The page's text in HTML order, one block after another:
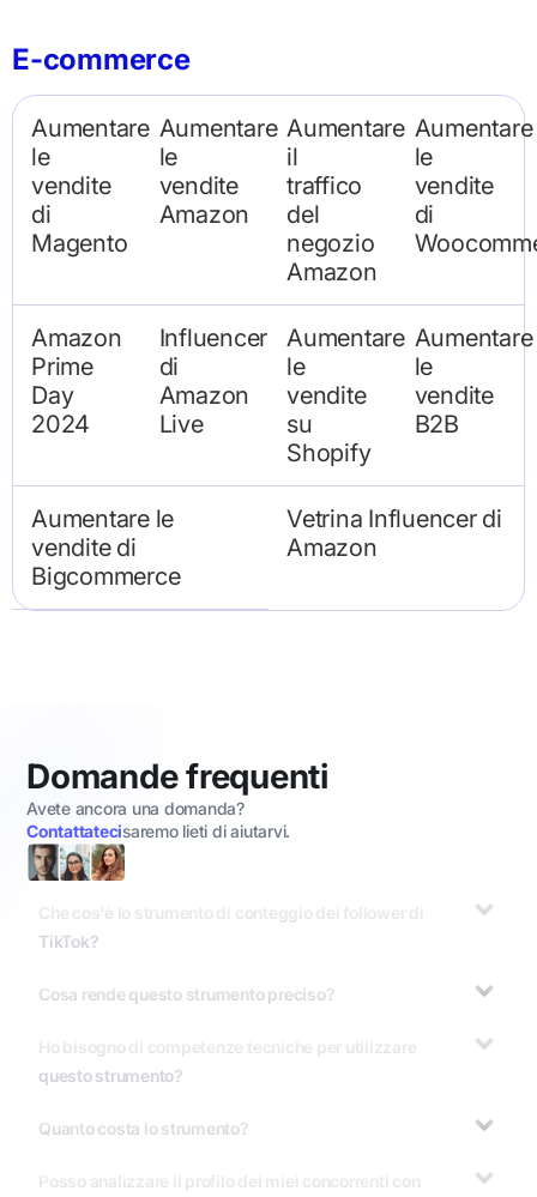
E-commerce
Aumentare
le
vendite
di
Magento
Aumentare
le
vendite
Amazon
Aumentare
il
traffico
del
negozio
Amazon
Aumentare
le
vendite
di
Amazon
Prime
Day
2024
Influencer
di
Amazon
Live
Aumentare
le
vendite
su
Shopify
Aumentare
le
vendite
B2B
Aumentare le
vendite di
Bigcommerce
Vetrina Influencer di
Amazon
Domande frequenti
Avete ancora una domanda?
Contattatecisaremo lieti di aiutarvi.
Che cos'è lo strumento di conteggio dei follower di
TikTok?
Cosa rende questo strumento preciso?
Ho bisogno di competenze tecniche per utilizzare
questo strumento?
Quanto costa lo strumento?
Posso analizzare il profilo dei miei concorrenti con